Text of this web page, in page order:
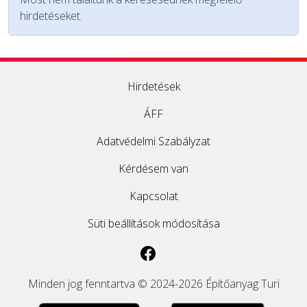
hirdetéseket.
Hirdetések
ÁFF
Adatvédelmi Szabályzat
Kérdésem van
Kapcsolat
Süti beállítások módosítása
Minden jog fenntartva © 2024-2026 Építőanyag Turi